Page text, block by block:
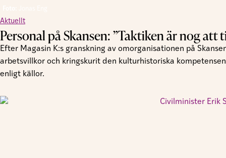
Aktuellt
Personal på Skansen: ”Taktiken är nog att
Efter Magasin K:s granskning av omorganisationen på
arbetsvillkor och kringskurit den kulturhistoriska
enligt källor.